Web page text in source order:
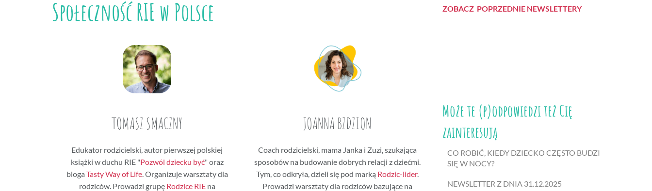
Społeczność RIE w Polsce
TOMASZ SMACZNY
Edukator rodzicielski, autor pierwszej polskiej
książki w duchu RIE "Pozwól dziecku być" oraz
bloga Tasty Way of Life. Organizuje warsztaty dla
rodziców. Prowadzi grupę Rodzice RIEna
JOANNA BZDZION
Coach rodzicielski, mama Janka i Zuzi, szukająca
sposobów na budowanie dobrych relacji z dziećmi.
Tym, co odkryła, dzieli się pod marką Rodzic-lider.
Prowadzi warsztaty dla rodziców bazujące na
ZOBACZ POPRZEDNIE NEWSLETTERY
Może te (p)odpowiedzi też Cię
zainteresują
CO ROBIĆ, KIEDY DZIECKO CZĘSTO BUDZI
SIĘ W NOCY?
NEWSLETTER Z DNIA 31.12.2025